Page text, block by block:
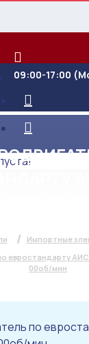
09:00-17:00
Импортные
евростандарту АИС
00об/мин